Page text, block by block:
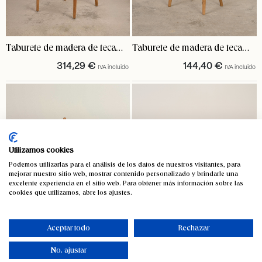
Taburete de madera de teca
314,29 € IVA incluido
Taburete de madera de teca
144,40€ IVA incluido
Taburete de madera de teca y
Utilizamos cookies
Podemos utilizarlas para el análisis de los datos de nuestros visitantes, para
mejorar nuestro sitio web, mostrar contenido personalizado y brindarle una
excelente experiencia en el sitio web. Para obtener más información sobre las
cookies que utilizamos, abre los ajustes.
Aceptar todo Rechazar
No, ajustar